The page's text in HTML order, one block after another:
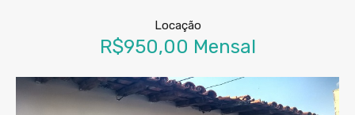
Locação
R$950,00 Mensal